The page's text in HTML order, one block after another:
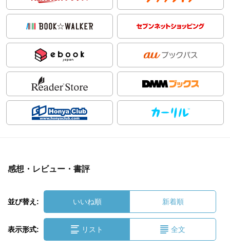
感想・レビュー・書評
並び替え: いいね順 新着順
表示形式: リスト 全文